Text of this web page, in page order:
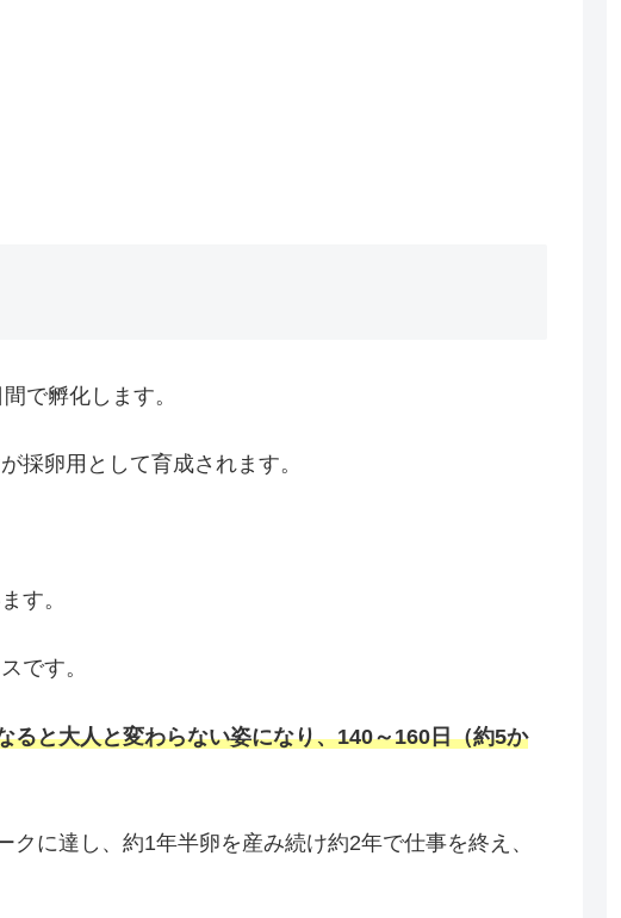
で孵化します。
採卵用として育成されます。
す。
です。
ると大人と変わらない姿になり、140～160日（約5か
に達し、約1年半卵を産み続け約2年で仕事を終え、